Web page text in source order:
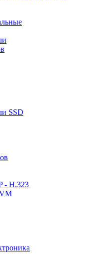
SSD
- H.323